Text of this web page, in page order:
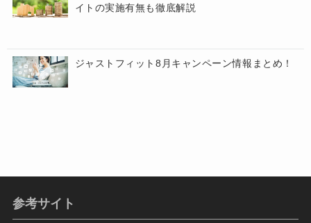
イトの実施有無も徹底解説
ジャストフィット8月キャンペーン情報まとめ！
参考サイト